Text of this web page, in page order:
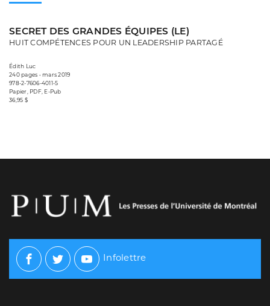
SECRET DES GRANDES ÉQUIPES (LE)
HUIT COMPÉTENCES POUR UN LEADERSHIP PARTAGÉ
Édith Luc
240 pages • mars 2019
978-2-7606-4011-5
Papier, PDF, E-Pub
36,95 $
Facebook
TwitterYoutube
Infolettre